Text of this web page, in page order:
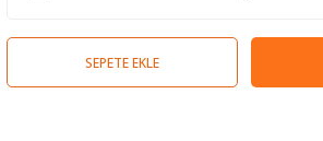
SEPETE EKLE